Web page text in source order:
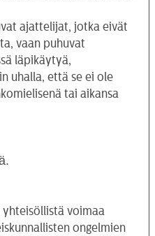
ajattelijat, jotka eivät
vaan puhuvat
läpikäytyä,
uhalla, että se ei ole
tai aikansa
yhteisöllistä voimaa
ongelmien